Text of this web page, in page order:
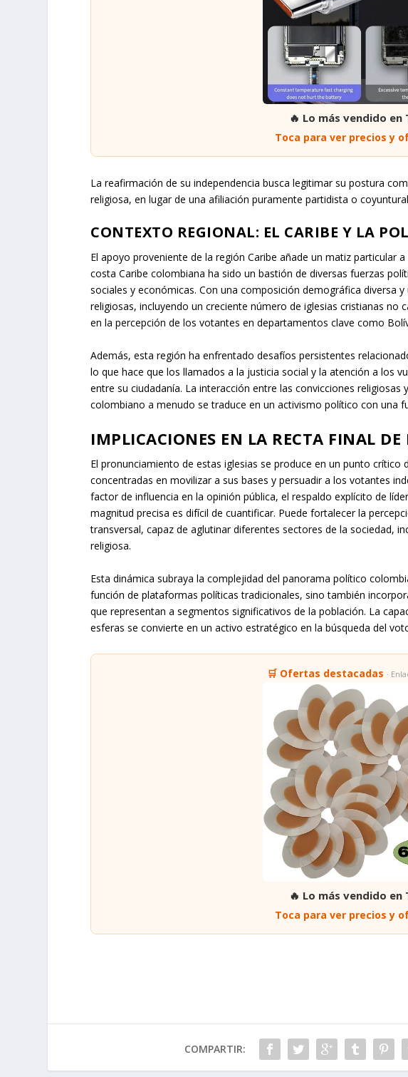
🔥 Lo más vendido en
Toca para ver precios y
La reafirmación de su independencia busca legitimar su postura
religiosa, en lugar de una afiliación puramente partidista o
CONTEXTO REGIONAL: EL CARIBE Y LA
El apoyo proveniente de la región Caribe añade un matiz particular
costa Caribe colombiana ha sido un bastión de diversas fuerzas
sociales y económicas. Con una composición demográfica diversa
religiosas, incluyendo un creciente número de iglesias cristianas no
en la percepción de los votantes en departamentos clave como
Además, esta región ha enfrentado desafíos persistentes
lo que hace que los llamados a la justicia social y la atención a los
entre su ciudadanía. La interacción entre las convicciones religiosas
colombiano a menudo se traduce en un activismo político con una
IMPLICACIONES EN LA RECTA FINAL
El pronunciamiento de estas iglesias se produce en un punto crítico
concentradas en movilizar a sus bases y persuadir a los votantes
factor de influencia en la opinión pública, el respaldo explícito de
magnitud precisa es difícil de cuantificar. Puede fortalecer la
transversal, capaz de aglutinar diferentes sectores de la sociedad,
religiosa.
Esta dinámica subraya la complejidad del panorama político
función de plataformas políticas tradicionales, sino también
que representan a segmentos significativos de la población. La
esferas se convierte en un activo estratégico en la búsqueda del
🛒 Ofertas destacadas ·
🔥 Lo más vendido en
Toca para ver precios y
COMPARTIR: